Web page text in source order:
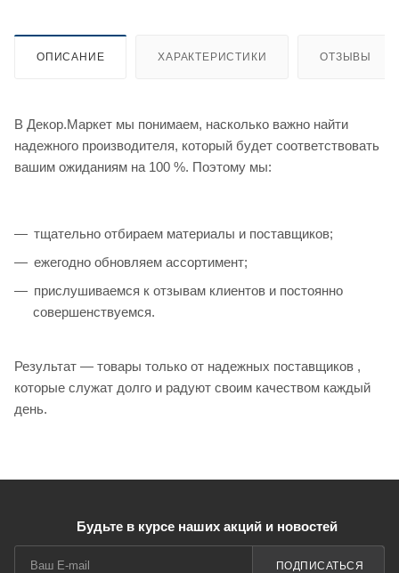
ОПИСАНИЕ ХАРАКТЕРИСТИКИ ОТЗЫВЫ
В Декор.Маркет мы понимаем, насколько важно найти
надежного производителя, который будет соответствовать
вашим ожиданиям на 100 %. Поэтому мы:
тщательно отбираем материалы и поставщиков;
ежегодно обновляем ассортимент;
прислушиваемся к отзывам клиентов и постоянно
совершенствуемся.
Результат — товары только от надежных поставщиков ,
которые служат долго и радуют своим качеством каждый
день.
Будьте в курсе наших акций и новостей
ПОДПИСАТЬСЯ